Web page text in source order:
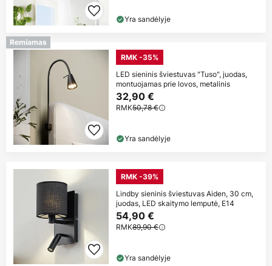
Yra sandėlyje
Remiamas
RMK -35%
LED sieninis šviestuvas "Tuso", juodas,
montuojamas prie lovos, metalinis
32,90 €
RMK50,78 €
Yra sandėlyje
RMK -39%
Lindby sieninis šviestuvas Aiden, 30 cm,
juodas, LED skaitymo lemputė, E14
54,90 €
RMK89,90 €
Yra sandėlyje